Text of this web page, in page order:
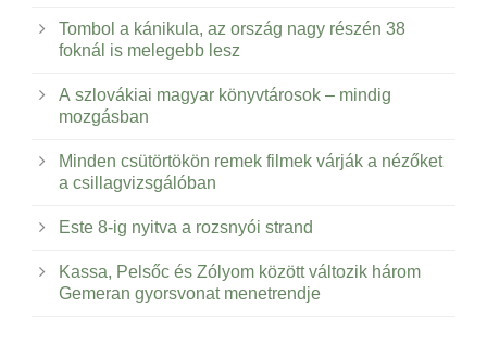
Tombol a kánikula, az ország nagy részén 38
foknál is melegebb lesz
A szlovákiai magyar könyvtárosok – mindig
mozgásban
Minden csütörtökön remek filmek várják a nézőket
a csillagvizsgálóban
Este 8-ig nyitva a rozsnyói strand
Kassa, Pelsőc és Zólyom között változik három
Gemeran gyorsvonat menetrendje